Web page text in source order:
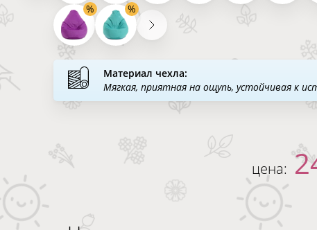
Материал чехла:
Мягкая, приятная на ощупь, устойчивая к
цена: